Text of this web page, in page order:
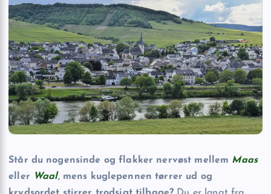
Står du nogensinde og flakker nervøst mellem Maas
eller Waal, mens kuglepennen tørrer ud og